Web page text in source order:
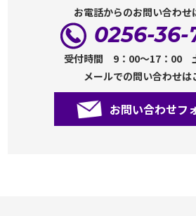
お電話からのお問い合わせ
0256-
受付時間 9：00～17：00
メールでの問い合わせは
お問い合わせフ